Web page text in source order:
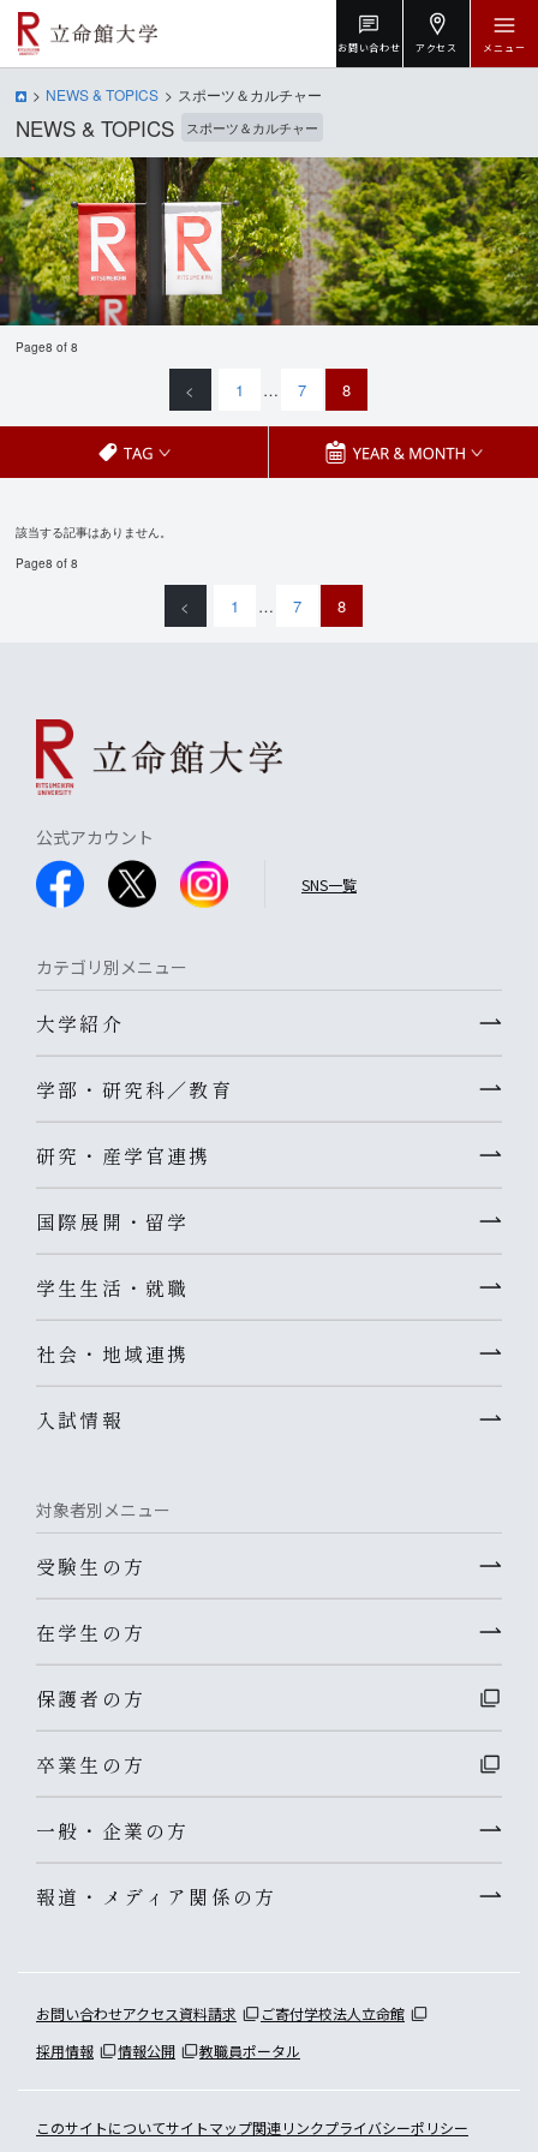
お問い合わせ アクセス メニュー
NEWS & TOPICS スポーツ＆カルチャー
NEWS & TOPICS スポーツ＆カルチャー
Page8 of 8
< 1 … 7 8
該当する記事はありません。
Page8 of 8
< 1 … 7 8
公式アカウント
SNS一覧
カテゴリ別メニュー
大学紹介
学部・研究科／教育
研究・産学官連携
国際展開・留学
学生生活・就職
社会・地域連携
入試情報
対象者別メニュー
受験生の方
在学生の方
保護者の方
卒業生の方
一般・企業の方
報道・メディア関係の方
お問い合わせアクセス資料請求 ご寄付学校法人立命館
採用情報
情報公開 教職員ポータル
このサイトについてサイトマップ関連リンクプライバシーポリシー